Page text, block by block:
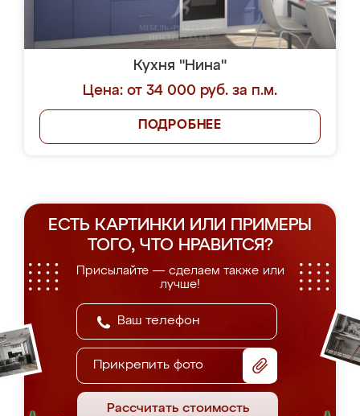
Кухня "Нина"
Цена: от 34 000 руб. за п.м.
ПОДРОБНЕЕ
ЕСТЬ КАРТИНКИ ИЛИ ПРИМЕРЫ
ТОГО, ЧТО НРАВИТСЯ?
Присылайте — сделаем также или
лучше!
Прикрепить фото
Рассчитать стоимость